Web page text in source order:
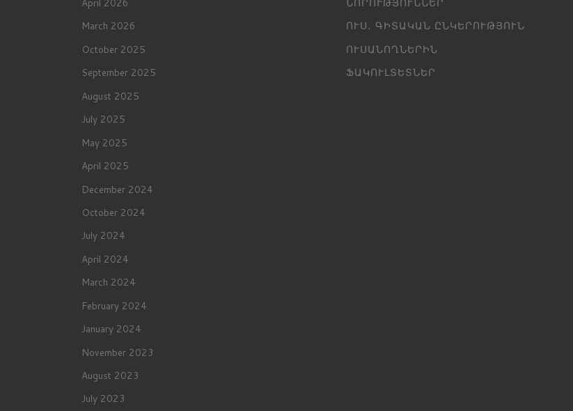
March 2026
October 2025
September 2025
August 2025
July 2025
May 2025
April 2025
December 2024
October 2024
July 2024
April 2024
March 2024
February 2024
January 2024
November 2023
August 2023
July 2023
ՈՒՍ․ ԳԻՏԱԿԱՆ ԸՆԿԵՐՈՒԹՅՈՒՆ
ՈՒՍԱՆՈՂՆԵՐԻՆ
ՖԱԿՈՒԼՏԵՏՆԵՐ